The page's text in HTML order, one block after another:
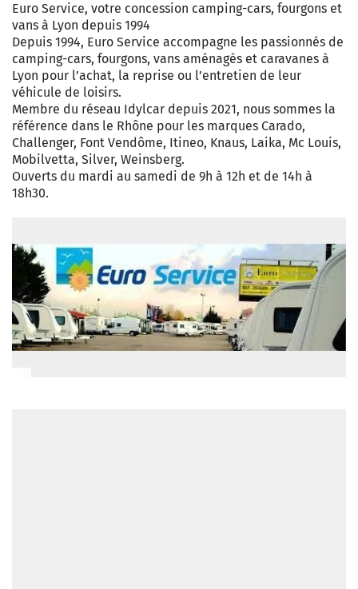
Euro Service, votre concession camping-cars, fourgons et
vans à Lyon depuis 1994
Depuis 1994, Euro Service accompagne les passionnés de
camping-cars, fourgons, vans aménagés et caravanes à
Lyon pour l’achat, la reprise ou l’entretien de leur
véhicule de loisirs.
Membre du réseau Idylcar depuis 2021, nous sommes la
référence dans le Rhône pour les marques Carado,
Challenger, Font Vendôme, Itineo, Knaus, Laika, Mc Louis,
Mobilvetta, Silver, Weinsberg.
Ouverts du mardi au samedi de 9h à 12h et de 14h à
18h30.